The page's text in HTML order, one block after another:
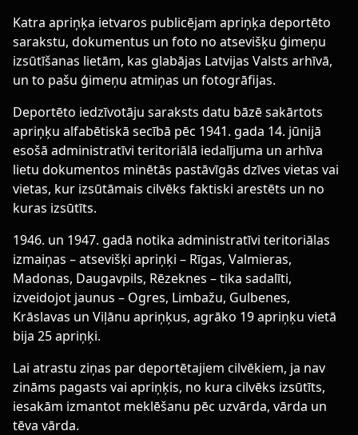
Katra apriņķa ietvaros publicējam apriņķa deportēto
sarakstu, dokumentus un foto no atsevišķu ģimeņu
izsūtīšanas lietām, kas glabājas Latvijas Valsts arhīvā,
un to pašu ģimeņu atmiņas un fotogrāfijas.
Deportēto iedzīvotāju saraksts datu bāzē sakārtots
apriņķu alfabētiskā secībā pēc 1941. gada 14. jūnijā
esošā administratīvi teritoriālā iedalījuma un arhīva
lietu dokumentos minētās pastāvīgās dzīves vietas vai
vietas, kur izsūtāmais cilvēks faktiski arestēts un no
kuras izsūtīts.
1946. un 1947. gadā notika administratīvi teritoriālas
izmaiņas – atsevišķi apriņķi – Rīgas, Valmieras,
Madonas, Daugavpils, Rēzeknes – tika sadalīti,
izveidojot jaunus – Ogres, Limbažu, Gulbenes,
Krāslavas un Viļānu apriņķus, agrāko 19 apriņķu vietā
bija 25 apriņķi.
Lai atrastu ziņas par deportētajiem cilvēkiem, ja nav
zināms pagasts vai apriņķis, no kura cilvēks izsūtīts,
iesakām izmantot meklēšanu pēc uzvārda, vārda un
tēva vārda.